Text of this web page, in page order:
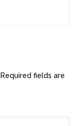
Required fields are